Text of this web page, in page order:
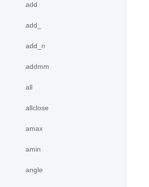
add
add_
add_n
addmm
all
allclose
amax
amin
angle